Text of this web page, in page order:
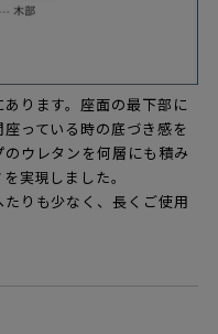
ります。座面の最下部に
っている時の底づき感を
ウレタンを何層にも積み
実現しました。
りも少なく、長くご使用